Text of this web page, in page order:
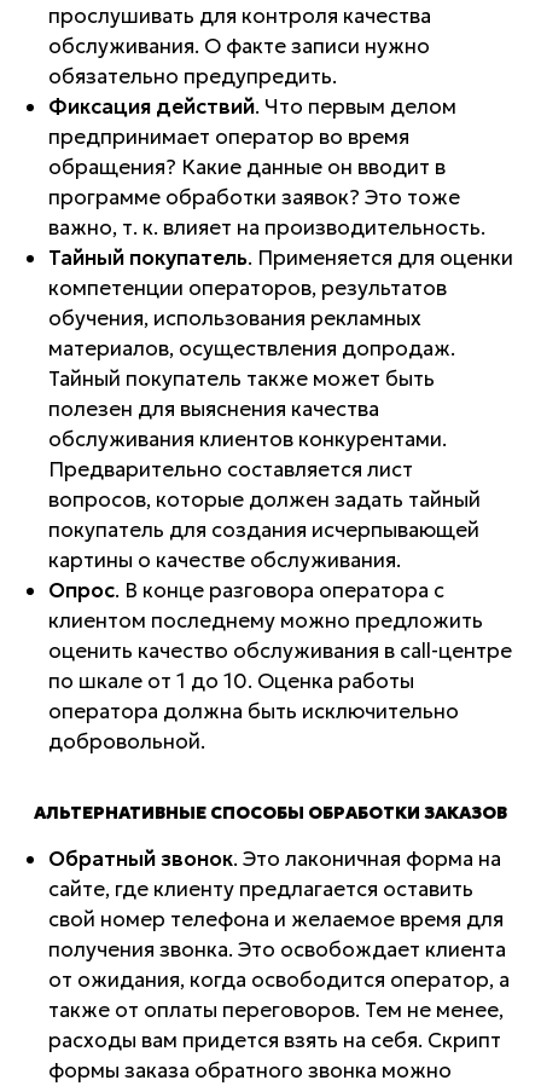
прослушивать для контроля качества
обслуживания. О факте записи нужно
обязательно предупредить.
Фиксация действий. Что первым делом
предпринимает оператор во время
обращения? Какие данные он вводит в
программе обработки заявок? Это тоже
важно, т. к. влияет на производительность.
Тайный покупатель. Применяется для оценки
компетенции операторов, результатов
обучения, использования рекламных
материалов, осуществления допродаж.
Тайный покупатель также может быть
полезен для выяснения качества
обслуживания клиентов конкурентами.
Предварительно составляется лист
вопросов, которые должен задать тайный
покупатель для создания исчерпывающей
картины о качестве обслуживания.
Опрос. В конце разговора оператора с
клиентом последнему можно предложить
оценить качество обслуживания в call-центре
по шкале от 1 до 10. Оценка работы
оператора должна быть исключительно
добровольной.
АЛЬТЕРНАТИВНЫЕ СПОСОБЫ ОБРАБОТКИ ЗАКАЗОВ
Обратный звонок. Это лаконичная форма на
сайте, где клиенту предлагается оставить
свой номер телефона и желаемое время для
получения звонка. Это освобождает клиента
от ожидания, когда освободится оператор, а
также от оплаты переговоров. Тем не менее,
расходы вам придется взять на себя. Cкрипт
формы заказа обратного звонка можно